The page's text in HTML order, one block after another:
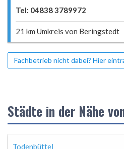
Tel: 04838 3789972
21 km Umkreis von Beringstedt
Fachbetrieb nicht dabei? Hier
Städte in der Nähe
Todenbüttel